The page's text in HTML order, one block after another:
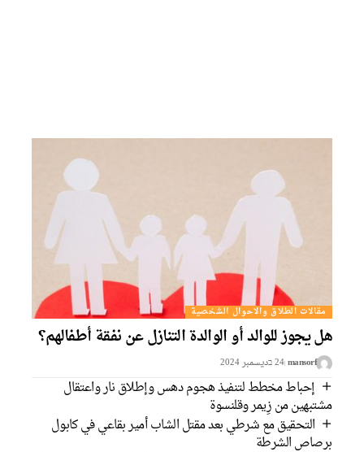
مقالات الطلاق والاحوال الشخصية
هل يجوز للوالد أو الوالدة التنازل عن نفقة أطفالهم؟
mansorf 24 בديسمبر 2024
إحباط مخطط لتنفيذ هجوم دهس وإطلاق نار واعتقال
مشتبهين من زِيمر وقلنسوة
التحقيق مع شرطي بعد مقتل الشاب أمير بقاعي في كابول
برصاص الشرطة